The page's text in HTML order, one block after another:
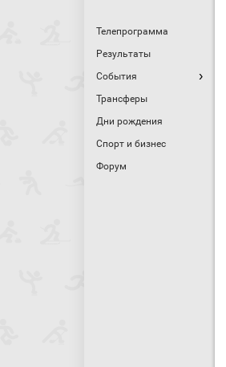
Телепрограмма
Результаты
События
Трансферы
Дни рождения
Спорт и бизнес
Форум